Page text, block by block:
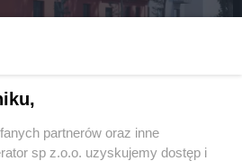
z najbardziej klimatycznych
30 nowych mieszkań. W
partnerów oraz inne
sp z.o.o. uzyskujemy dostęp i